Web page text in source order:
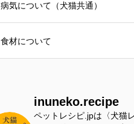
病気について（犬猫共通）
食材について
inuneko.recipe
ペットレシピ.jpは〈犬猫レ